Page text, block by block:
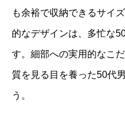
も余裕で収納できるサイ
的なデザインは、多忙な
す。細部への実用的なこ
質を見る目を養った50代
う。